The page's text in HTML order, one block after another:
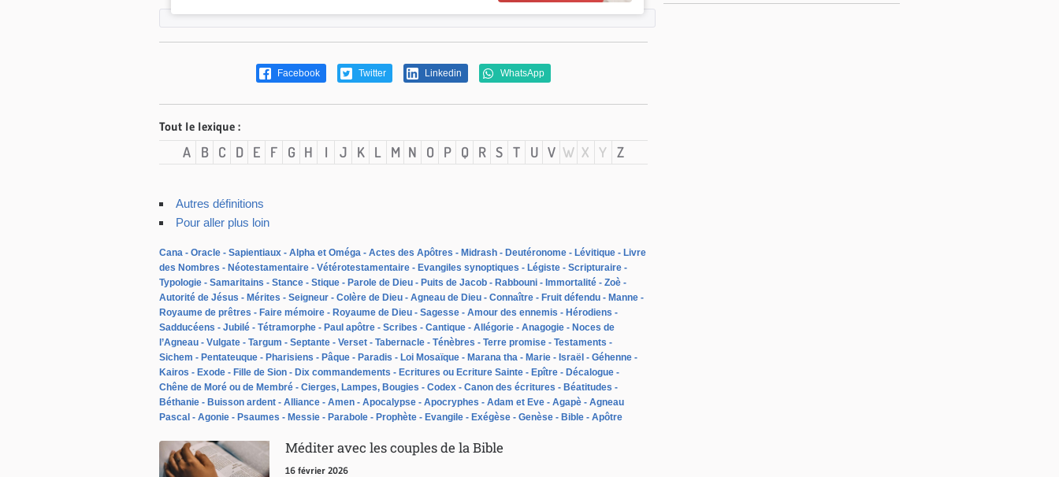
Facebook Twitter Linkedin WhatsApp
Tout le lexique :
A B C D E F G H I J K L M N O P Q R S T U V W X Y Z
Autres définitions
Pour aller plus loin
Cana Oracle Sapientiaux Alpha et Oméga Actes des Apôtres Midrash Deutéronome Lévitique
Livre
des Nombres
Néotestamentaire Vétérotestamentaire Evangiles synoptiques Légiste
Scripturaire
Typologie
Samaritains Stance Stique Parole de Dieu Puits de Jacob Rabbouni Immortalité
Zoè
Autorité de Jésus
Mérites Seigneur Colère de Dieu Agneau de Dieu Connaître Fruit défendu
Manne
Royaume de prêtres
Faire mémoire Royaume de Dieu Sagesse Amour des ennemis
Hérodiens
Sadducéens
Jubilé Tétramorphe Paul apôtre Scribes Cantique Allégorie Anagogie
Noces de
l’Agneau
Vulgate Targum Septante Verset Tabernacle Ténèbres Terre promise
Testaments
Sichem
Pentateuque Pharisiens Pâque Paradis Loi Mosaïque Marana tha Marie Israël
Géhenne
Kairos
Exode Fille de Sion Dix commandements Ecritures ou Ecriture Sainte Epître
Décalogue
Chêne de Moré ou de Membré
Cierges, Lampes, Bougies Codex Canon des écritures
Béatitudes
Béthanie
Buisson ardent Alliance Amen Apocalypse Apocryphes Adam et Eve Agapè
Agneau
Pascal
Agonie Psaumes Messie Parabole Prophète Evangile Exégèse Genèse Bible Apôtre
Méditer avec les couples de la Bible
16 février 2026